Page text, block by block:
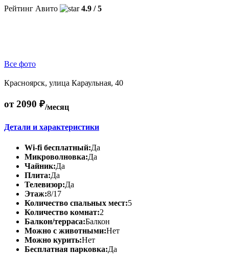
Рейтинг Авито 4.9 / 5
Все фото
Красноярск, улица Караульная, 40
от 2090 ₽/месяц
Детали и характеристики
Wi-fi бесплатный:Да
Микроволновка:Да
Чайник:Да
Плита:Да
Телевизор:Да
Этаж:8/17
Количество спальных мест:5
Количество комнат:2
Балкон/терраса:Балкон
Можно с животными:Нет
Можно курить:Нет
Бесплатная парковка:Да